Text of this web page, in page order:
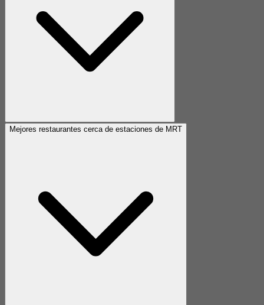
Mejores restaurantes cerca de estaciones de MRT